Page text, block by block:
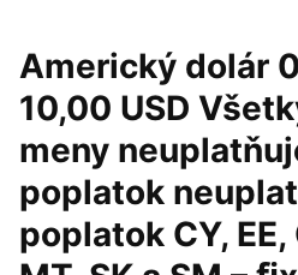
Americký dolár
10,00 USD
meny
poplatok
poplatok CY, EE,